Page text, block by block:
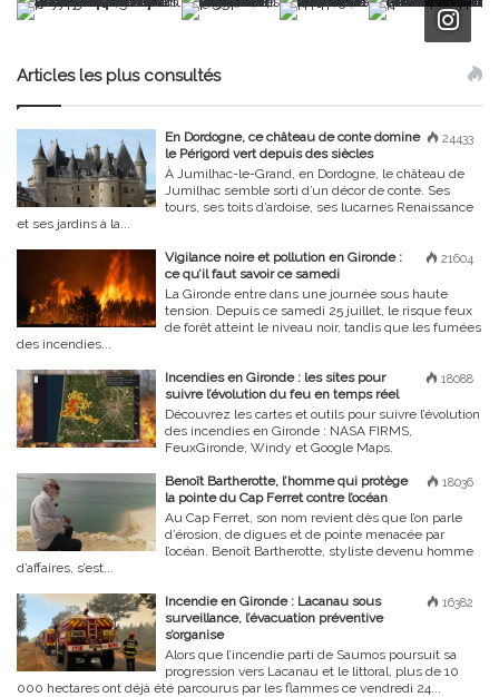
Articles les plus consultés
24433
En Dordogne, ce château de conte domine
le Périgord vert depuis des siècles
À Jumilhac-le-Grand, en Dordogne, le château de
Jumilhac semble sorti d’un décor de conte. Ses
tours, ses toits d’ardoise, ses lucarnes Renaissance
et ses jardins à la...
21604
Vigilance noire et pollution en Gironde :
ce qu’il faut savoir ce samedi
La Gironde entre dans une journée sous haute
tension. Depuis ce samedi 25 juillet, le risque feux
de forêt atteint le niveau noir, tandis que les fumées
des incendies...
18088
Incendies en Gironde : les sites pour
suivre l’évolution du feu en temps réel
Découvrez les cartes et outils pour suivre l’évolution
des incendies en Gironde : NASA FIRMS,
FeuxGironde, Windy et Google Maps.
18036
Benoît Bartherotte, l’homme qui protège
la pointe du Cap Ferret contre l’océan
Au Cap Ferret, son nom revient dès que l’on parle
d’érosion, de digues et de pointe menacée par
l’océan. Benoît Bartherotte, styliste devenu homme
d’affaires, s’est...
16382
Incendie en Gironde : Lacanau sous
surveillance, l’évacuation préventive
s’organise
Alors que l’incendie parti de Saumos poursuit sa
progression vers Lacanau et le littoral, plus de 10
000 hectares ont déjà été parcourus par les flammes ce vendredi 24...